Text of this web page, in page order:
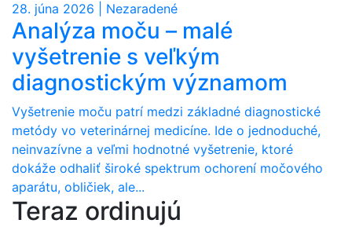
28. júna 2026 | Nezaradené
Analýza moču – malé
vyšetrenie s veľkým
diagnostickým významom
Vyšetrenie moču patrí medzi základné diagnostické
metódy vo veterinárnej medicíne. Ide o jednoduché,
neinvazívne a veľmi hodnotné vyšetrenie, ktoré
dokáže odhaliť široké spektrum ochorení močového
aparátu, obličiek, ale...
Teraz ordinujú